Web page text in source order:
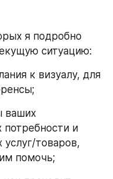
я подробно
ситуацию:
к визуалу, для
ваших
потребности и
товаров,
помочь;